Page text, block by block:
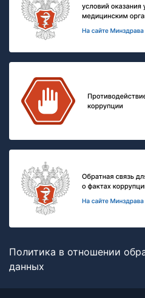
Политика в отношении
данных